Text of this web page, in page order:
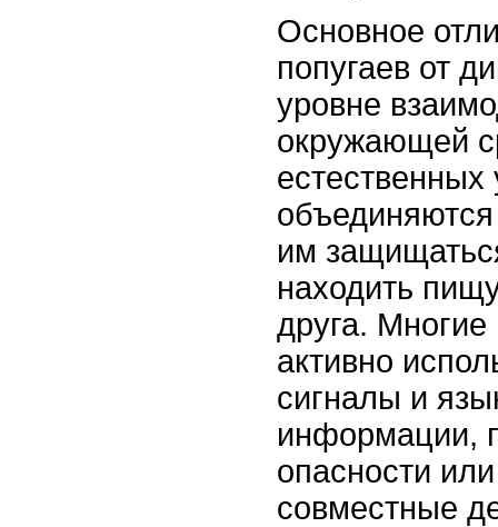
Основное
попугаев от
уровне
окружающей
естественных
объединяются
им
находить
друга.
активно
сигналы и
информации,
опасности
совместные